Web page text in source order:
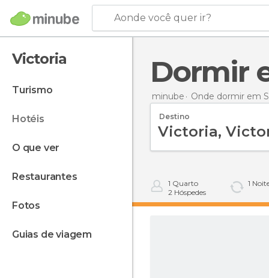
Aonde você quer ir?
Victoria
turismo
hotéis
o que ver
restaurantes
fotos
guias de viagem
minube Onde dormir em
Destino
1 Quarto
2 Hóspedes
1